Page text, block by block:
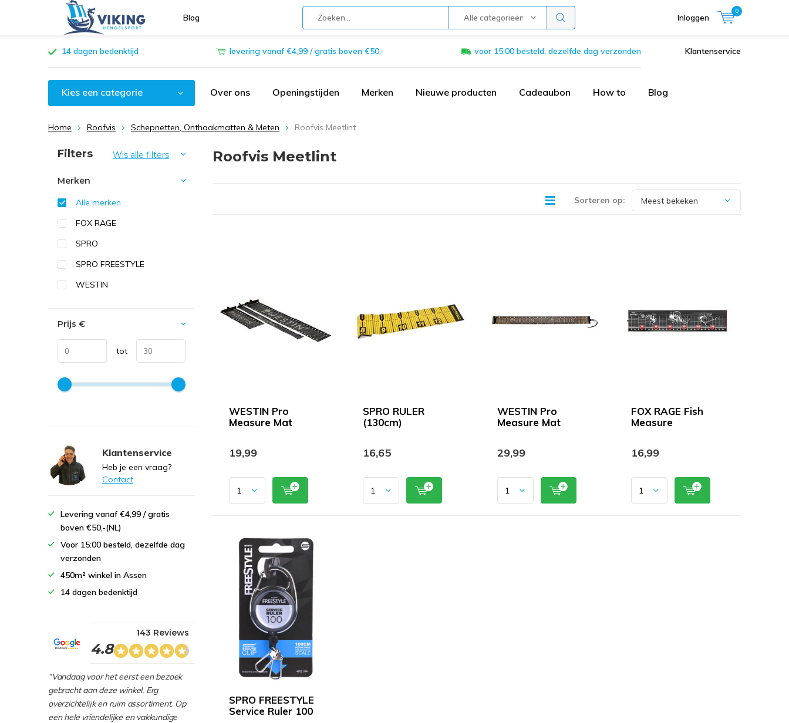
Blog Alle categorieën Inloggen
0
14 dagen bedenktijd levering vanaf €4,99 / gratis boven €50,- voor 15:00 besteld, dezelfde dag verzonden Klantenservice
Kies een categorie Over ons Openingstijden Merken Nieuwe producten Cadeaubon How to Blog
Home Roofvis Schepnetten, Onthaakmatten & Meten Roofvis Meetlint
Roofvis Meetlint
Sorteren op:
WESTIN Pro
Measure Mat
19,99
SPRO RULER
(130cm)
16,65
WESTIN Pro
Measure Mat
29,99
FOX RAGE Fish
Measure
16,99
SPRO FREESTYLE
Service Ruler 100
Sorteren op:
Filters Wis alle filters
Merken
Alle merken
FOX RAGE
SPRO
SPRO FREESTYLE
WESTIN
Prijs €
tot
Klantenservice
Heb je een vraag?
Contact
Levering vanaf €4,99 / gratis
boven €50,-(NL)
Voor 15:00 besteld, dezelfde dag
verzonden
450m² winkel in Assen
14 dagen bedenktijd
4.8
143 Reviews
“Vandaag voor het eerst een bezoek
gebracht aan deze winkel. Erg
overzichtelijk en ruim assortiment. Op
een hele vriendelijke en vakkundige